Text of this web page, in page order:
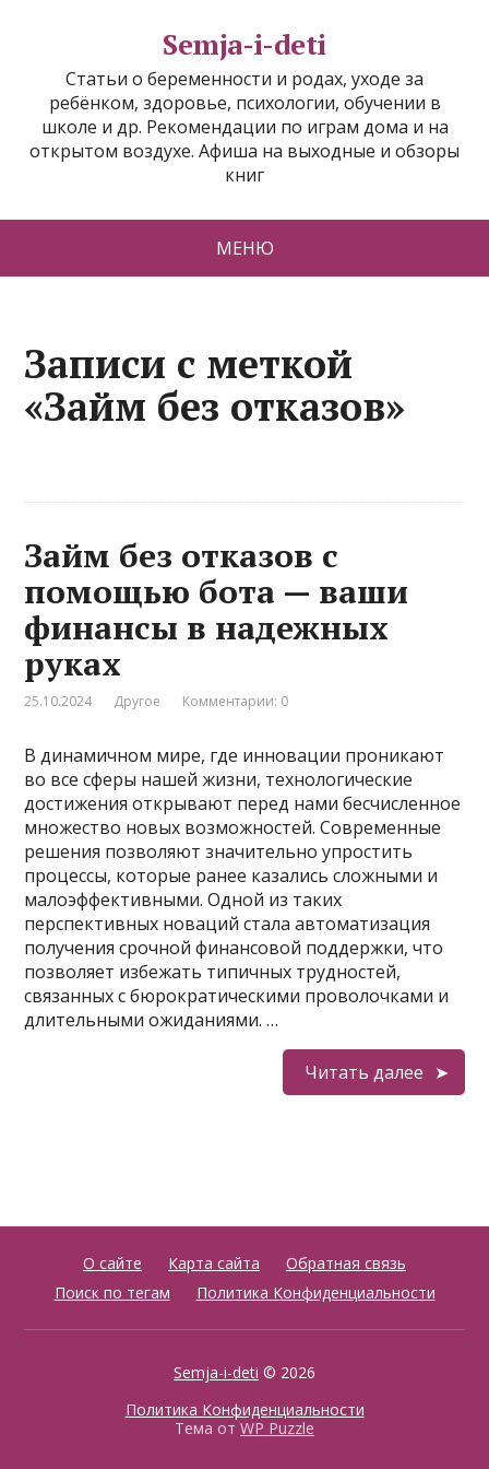
Semja-i-deti
Статьи о беременности и родах, уходе за
ребёнком, здоровье, психологии, обучении в
школе и др. Рекомендации по играм дома и на
открытом воздухе. Афиша на выходные и обзоры
книг
МЕНЮ
Записи с меткой
«Займ без отказов»
Займ без отказов с
помощью бота — ваши
финансы в надежных
руках
25.10.2024 Другое Комментарии: 0
В динамичном мире, где инновации проникают
во все сферы нашей жизни, технологические
достижения открывают перед нами бесчисленное
множество новых возможностей. Современные
решения позволяют значительно упростить
процессы, которые ранее казались сложными и
малоэффективными. Одной из таких
перспективных новаций стала автоматизация
получения срочной финансовой поддержки, что
позволяет избежать типичных трудностей,
связанных с бюрократическими проволочками и
длительными ожиданиями. …
Читать далее
О сайте Карта сайта
Обратная связь
Поиск по тегам
Политика Конфиденциальности
Semja-i-deti © 2026
Политика Конфиденциальности
Тема от WP Puzzle